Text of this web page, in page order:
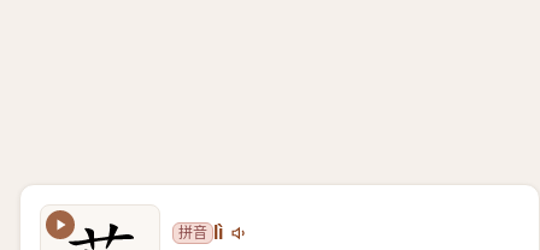
拼音 lì